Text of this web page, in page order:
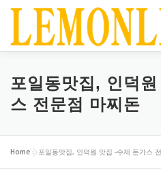
홈 공지사항 서비스
포일동맛집, 인덕
스 전문점 마찌돈
Home »포일동맛집, 인덕원 맛집 -수제 돈가스